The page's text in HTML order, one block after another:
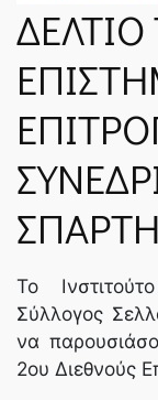
ΣΠΑΡΤΗ
Το
Σύλλογος
να
2ου Διεθνούς